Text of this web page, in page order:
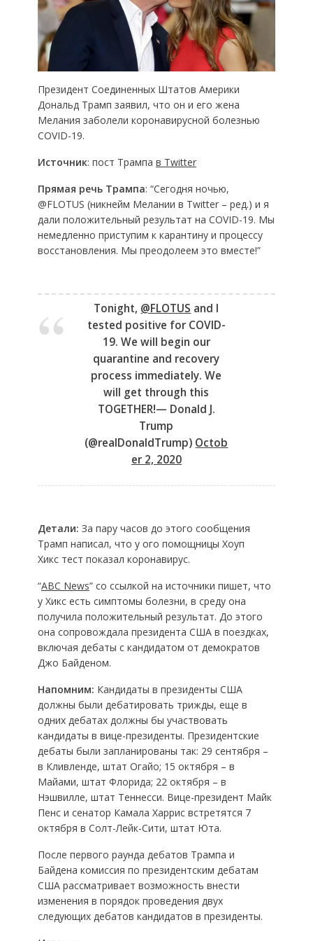
Президент Соединенных Штатов Америки
Дональд Трамп заявил, что он и его жена
Мелания заболели коронавирусной болезнью
COVID-19.
Источник: пост Трампа в Twitter
Прямая речь Трампа: “Сегодня ночью,
@FLOTUS (никнейм Мелании в Twitter – ред.) и я
дали положительный результат на COVID-19. Мы
немедленно приступим к карантину и процессу
восстановления. Мы преодолеем это вместе!”
Tonight, @FLOTUS and I
tested positive for COVID-
19. We will begin our
quarantine and recovery
process immediately. We
will get through this
TOGETHER!— Donald J.
Trump
(@realDonaldTrump) Octob
er 2, 2020
Детали: За пару часов до этого сообщения
Трамп написал, что у ого помощницы Хоуп
Хикс тест показал коронавирус.
“ABC News” со ссылкой на источники пишет, что
у Хикс есть симптомы болезни, в среду она
получила положительный результат. До этого
она сопровождала президента США в поездках,
включая дебаты с кандидатом от демократов
Джо Байденом.
Напомним: Кандидаты в президенты США
должны были дебатировать трижды, еще в
одних дебатах должны бы участвовать
кандидаты в вице-президенты. Президентские
дебаты были запланированы так: 29 сентября –
в Кливленде, штат Огайо; 15 октября – в
Майами, штат Флорида; 22 октября – в
Нэшвилле, штат Теннесси. Вице-президент Майк
Пенс и сенатор Камала Харрис встретятся 7
октября в Солт-Лейк-Сити, штат Юта.
После первого раунда дебатов Трампа и
Байдена комиссия по президентским дебатам
США рассматривает возможность внести
изменения в порядок проведения двух
следующих дебатов кандидатов в президенты.